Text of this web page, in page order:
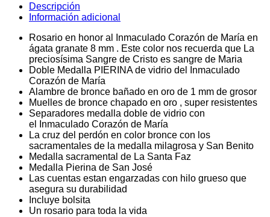
Descripción
Información adicional
Rosario en honor al Inmaculado Corazón de María en
ágata granate 8 mm . Este color nos recuerda que La
preciosísima Sangre de Cristo es sangre de Maria
Doble Medalla PIERINA de vidrio del Inmaculado
Corazón de María
Alambre de bronce bañado en oro de 1 mm de grosor
Muelles de bronce chapado en oro , super resistentes
Separadores medalla doble de vidrio con
el Inmaculado Corazón de María
La cruz del perdón en color bronce con los
sacramentales de la medalla milagrosa y San Benito
Medalla sacramental de La Santa Faz
Medalla Pierina de San José
Las cuentas estan engarzadas con hilo grueso que
asegura su durabilidad
Incluye bolsita
Un rosario para toda la vida